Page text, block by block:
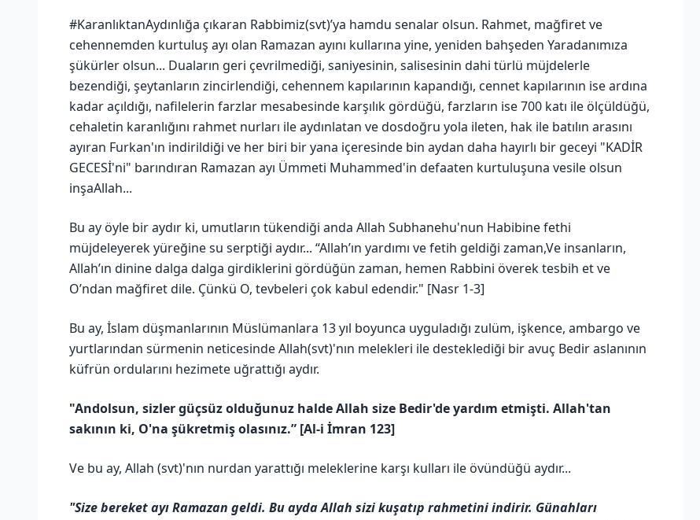
#KaranlıktanAydınlığa çıkaran Rabbimiz(svt)’ya hamdu senalar olsun. Rahmet, mağfiret ve
cehennemden kurtuluş ayı olan Ramazan ayını kullarına yine, yeniden bahşeden Yaradanımıza
şükürler olsun... Duaların geri çevrilmediği, saniyesinin, salisesinin dahi türlü müjdelerle
bezendiği, şeytanların zincirlendiği, cehennem kapılarının kapandığı, cennet kapılarının ise ardına
kadar açıldığı, nafilelerin farzlar mesabesinde karşılık gördüğü, farzların ise 700 katı ile ölçüldüğü,
cehaletin karanlığını rahmet nurları ile aydınlatan ve dosdoğru yola ileten, hak ile batılın arasını
ayıran Furkan'ın indirildiği ve her biri bir yana içeresinde bin aydan daha hayırlı bir geceyi "KADİR
GECESİ'ni" barındıran Ramazan ayı Ümmeti Muhammed'in defaaten kurtuluşuna vesile olsun
inşaAllah...
Bu ay öyle bir aydır ki, umutların tükendiği anda Allah Subhanehu'nun Habibine fethi
müjdeleyerek yüreğine su serptiği aydır... “Allah’ın yardımı ve fetih geldiği zaman,Ve insanların,
Allah’ın dinine dalga dalga girdiklerini gördüğün zaman, hemen Rabbini överek tesbih et ve
O’ndan mağfiret dile. Çünkü O, tevbeleri çok kabul edendir." [Nasr 1-3]
Bu ay, İslam düşmanlarının Müslümanlara 13 yıl boyunca uyguladığı zulüm, işkence, ambargo ve
yurtlarından sürmenin neticesinde Allah(svt)'nın melekleri ile desteklediği bir avuç Bedir aslanının
küfrün ordularını hezimete uğrattığı aydır.
"Andolsun, sizler güçsüz olduğunuz halde Allah size Bedir'de yardım etmişti. Allah'tan
sakının ki, O'na şükretmiş olasınız.” [Al-i İmran 123]
Ve bu ay, Allah (svt)'nın nurdan yarattığı meleklerine karşı kulları ile övündüğü aydır...
"Size bereket ayı Ramazan geldi. Bu ayda Allah sizi kuşatıp rahmetini indirir. Günahları